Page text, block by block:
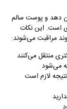
دهد و پوست سالم
است. این نکات
مراقبت می‌شوند:
منتقل می‌کنند
می‌شود